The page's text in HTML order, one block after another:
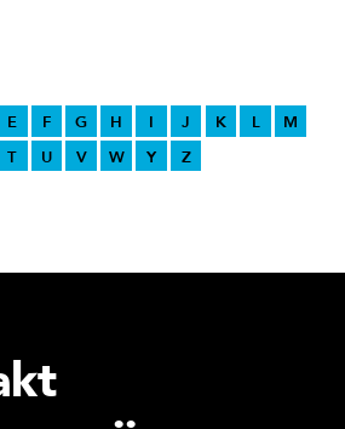
E F G H I J K L
M
T U V W Y Z